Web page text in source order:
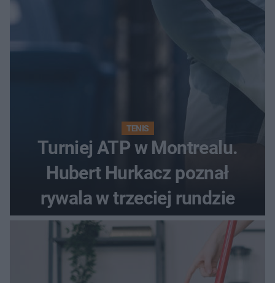
Kamili Skolimowskiej
TENIS
Turniej ATP w Montrealu.
Hubert Hurkacz poznał
rywala w trzeciej rundzie